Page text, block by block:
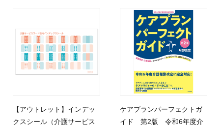
【アウトレット】インデッ
クスシール（介護サービス
ケアプランパーフェクトガ
イド 第2版 令和6年度介